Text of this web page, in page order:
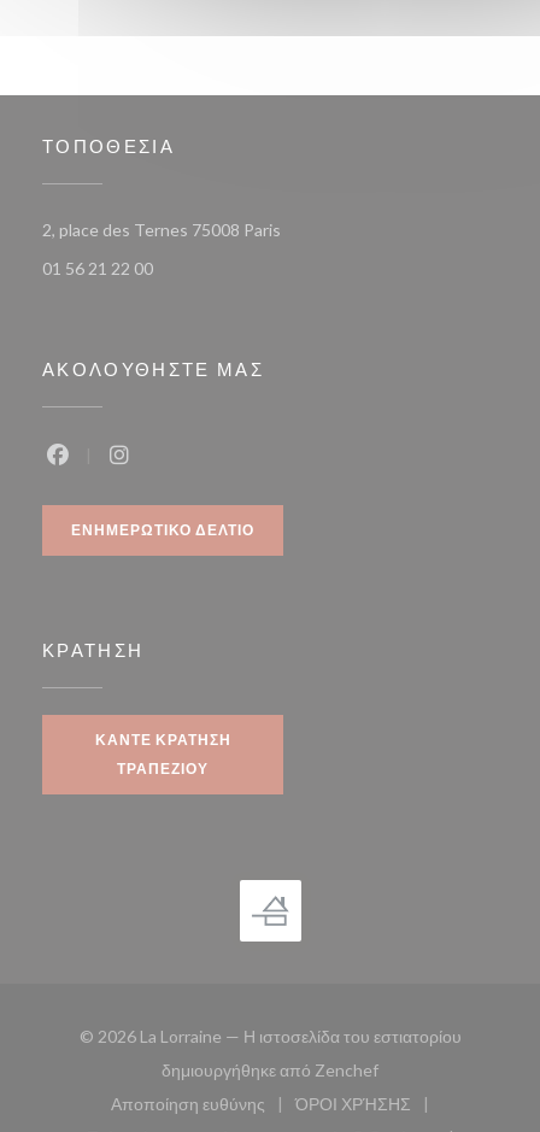
ΤΟΠΟΘΕΣΊΑ
2, place des Ternes 75008 Paris
01 56 21 22 00
ΑΚΟΛΟΥΘΉΣΤΕ ΜΑΣ
ΕΝΗΜΕΡΩΤΙΚΌ ΔΕΛΤΊΟ
ΚΡΆΤΗΣΗ
ΚΆΝΤΕ ΚΡΆΤΗΣΗ
ΤΡΑΠΕΖΙΟΎ
© 2026 La Lorraine — Η ιστοσελίδα του εστιατορίου
δημιουργήθηκε από Zenchef((ανοίγει σε νέο
Αποποίηση ευθύνης
((ανοίγει σε νέο παράθυρο))
ΌΡΟΙ ΧΡΉΣΗΣ
((ανοίγει σε νέο